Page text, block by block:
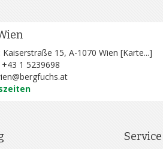
Kaiserstraße 15, A-1070 Wien [Karte...]
+43 1 5239698
Service